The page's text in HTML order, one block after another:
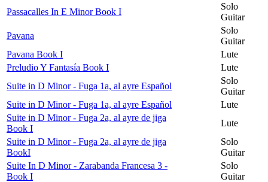
Passacalles In E Minor Book I
Solo
Guitar
Pavana
Solo
Guitar
Pavana Book I
Lute
Preludio Y Fantasía Book I
Lute
Suite in D Minor - Fuga 1a, al ayre Español
Solo
Guitar
Suite in D Minor - Fuga 1a, al ayre Español
Lute
Suite in D Minor - Fuga 2a, al ayre de jiga
Book I
Lute
Suite in D Minor - Fuga 2a, al ayre de jiga
BookI
Solo
Guitar
Suite In D Minor - Zarabanda Francesa 3 -
Book I
Solo
Guitar